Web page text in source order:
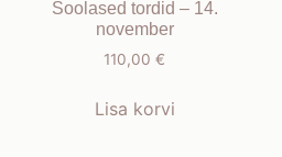
Soolased tordid – 14.
november
110,00 €
Lisa korvi